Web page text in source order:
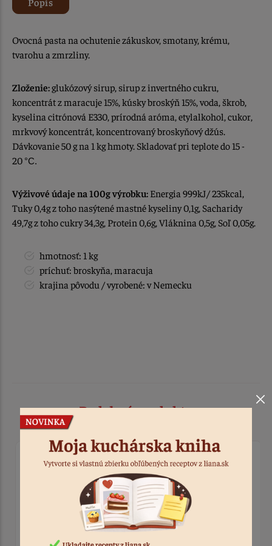
Ovocná pasta na ochutenie zákuskov, smotany, krému,
tvarohu a zmrzliny.
Zloženie:glukózový sirup, sirup z invertného cukru,
koncentrát z maracuje 15%, kúsky broskýň 15%, voda, škrob,
kyselina citrónová E330, prírodná aróma, etylalkohol, cukor,
mrkvový koncentrát, koncentrovaný broskyňový džús.
Dávkovanie 50 g na 1 kg hmoty. Skladovať pri teplote do 15 -
20 °C.
Výživové údaje na 100g výrobku: Energia 999kJ/ 235kcal,
Tuky 0,4g z toho nasýtené mastné kyseliny 0,1g, Sacharidy
49,7g z toho cukry 34,3g, Protein 0,6g, Vláknina 0,5g, Soľ 0,05g.
hmotnosť: 1 kg
príchuť: broskyňa, maracuja
krajina pôvodu / vyrobené: v Nemecku
Podobné produkty